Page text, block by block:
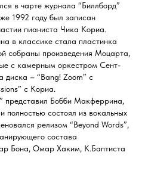
в чарте журнала “Биллборд”
1992 году был записан
пианиста Чика Кориа.
в классике стала пластинка
собраны произведения Моцарта,
с камерным оркестром Сент-
диска – “Bang! Zoom” с
с Кориа.
представил Бобби Макферрина,
полностью состоял из вокальных
релизом “Beyond Words”,
состава
Бона, Омар Хаким, К.Баптиста